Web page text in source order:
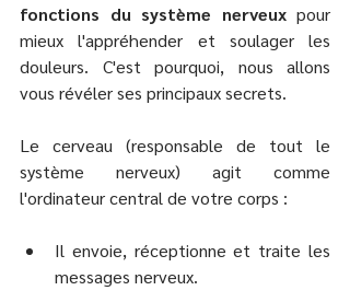
fonctions du système nerveux pour
mieux l'appréhender et soulager les
douleurs. C'est pourquoi, nous allons
vous révéler ses principaux secrets.
Le cerveau (responsable de tout le
système nerveux) agit comme
l'ordinateur central de votre corps :
Il envoie, réceptionne et traite les
messages nerveux.